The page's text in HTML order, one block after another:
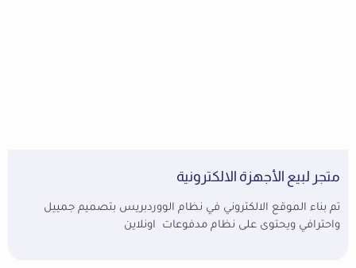
متجر لبيع الأجهزة الالكترونية
تم بناء الموقع الالكتروني في نظام الووردبريس بتصميم جمييل
واحترافي ويحتوى على نظام مدفوعات اونلاين